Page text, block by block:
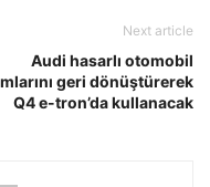
Next article
Audi hasarlı otomobil
geri dönüştürerek
Q4 e-tron’da kullanacak